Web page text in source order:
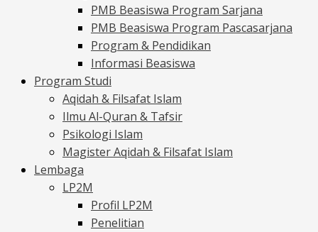
PMB Beasiswa Program Sarjana
PMB Beasiswa Program Pascasarjana
Program & Pendidikan
Informasi Beasiswa
Program Studi
Aqidah & Filsafat Islam
Ilmu Al-Quran & Tafsir
Psikologi Islam
Magister Aqidah & Filsafat Islam
Lembaga
LP2M
Profil LP2M
Penelitian